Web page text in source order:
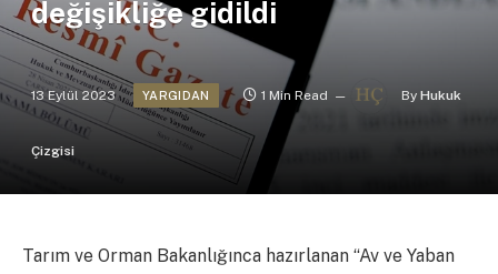
değişikliğe gidildi
13 Eylül 2023 YARGIDAN 1 Min Read By Hukuk
Çizgisi
Tarım ve Orman Bakanlığınca hazırlanan “Av ve Yaban